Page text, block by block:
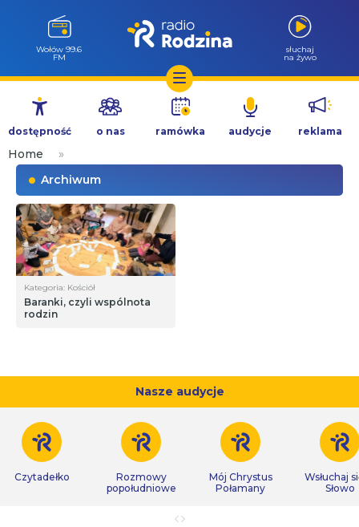
Przejdź
treści
Milicz 88.5
FM
słuchaj
na żywo
dostępność o nas ramówka audycje reklama
Home
»
Archiwum
Kategoria: Kościół
Baranki, czyli wspólnota
rodzin
Nasze audycje
Czytadełko
Rozmowy
popołudniowe
Mój Chrystus
Połamany
Wsłuchaj
Słowo